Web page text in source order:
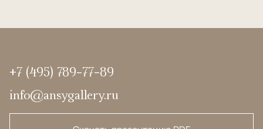
+7 (495) 789-77-89
info@ansygallery.ru